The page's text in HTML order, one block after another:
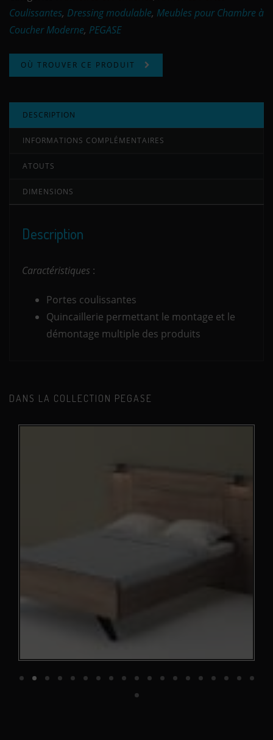
Coulissantes, Dressing modulable, Meubles pour Chambre à
Coucher Moderne, PEGASE
OÙ TROUVER CE PRODUIT
DESCRIPTION
INFORMATIONS COMPLÉMENTAIRES
ATOUTS
DIMENSIONS
Description
Caractéristiques :
Portes coulissantes
Quincaillerie permettant le montage et le
démontage multiple des produits
DANS LA COLLECTION PEGASE